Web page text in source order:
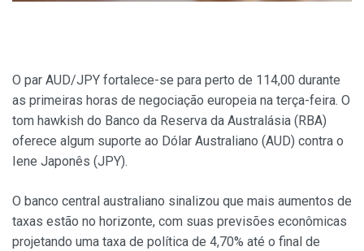
O par AUD/JPY fortalece-se para perto de 114,00 durante
as primeiras horas de negociação europeia na terça-feira. O
tom hawkish do Banco da Reserva da Australásia (RBA)
oferece algum suporte ao Dólar Australiano (AUD) contra o
Iene Japonês (JPY).
O banco central australiano sinalizou que mais aumentos de
taxas estão no horizonte, com suas previsões econômicas
projetando uma taxa de política de 4,70% até o final de